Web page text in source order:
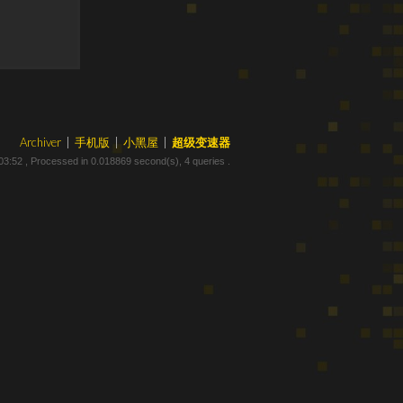
Archiver 手机版 小黑屋 超级变速器
, Processed in 0.018869 second(s), 4 queries .